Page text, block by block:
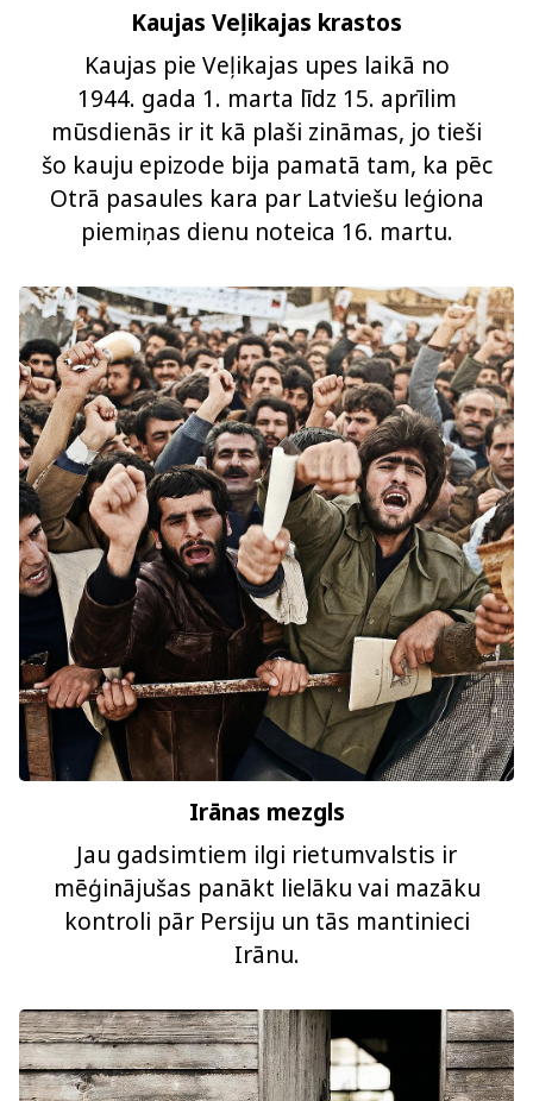
Kaujas Veļikajas krastos
Kaujas pie Veļikajas upes laikā no
1944. gada 1. marta līdz 15. aprīlim
mūsdienās ir it kā plaši zināmas, jo tieši
šo kauju epizode bija pamatā tam, ka pēc
Otrā pasaules kara par Latviešu leģiona
piemiņas dienu noteica 16. martu.
Irānas mezgls
Jau gadsimtiem ilgi rietumvalstis ir
mēģinājušas panākt lielāku vai mazāku
kontroli pār Persiju un tās mantinieci
Irānu.